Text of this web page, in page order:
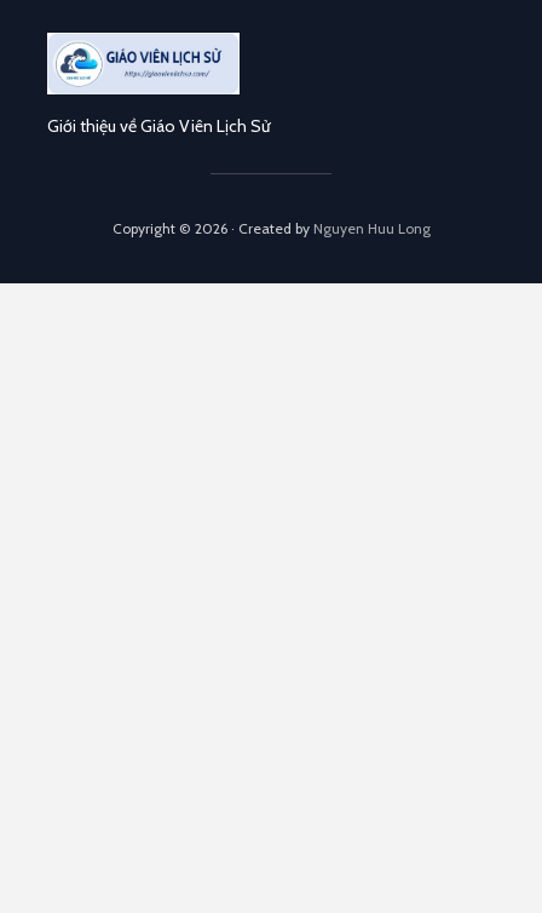
Giới thiệu về Giáo Viên Lịch Sử
Copyright © 2026 · Created by Nguyen Huu Long